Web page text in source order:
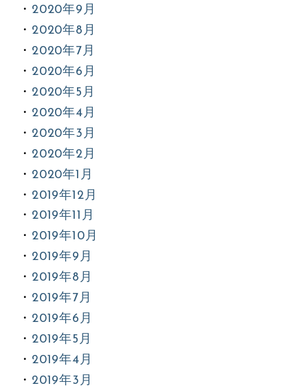
2020年9月
2020年8月
2020年7月
2020年6月
2020年5月
2020年4月
2020年3月
2020年2月
2020年1月
2019年12月
2019年11月
2019年10月
2019年9月
2019年8月
2019年7月
2019年6月
2019年5月
2019年4月
2019年3月